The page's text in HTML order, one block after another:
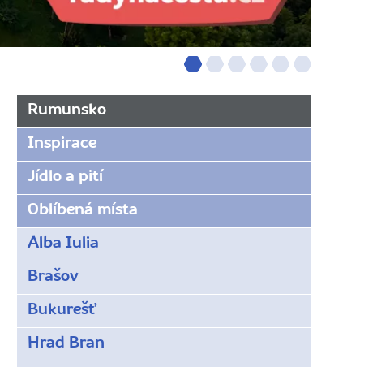
Rumunsko
Inspirace
Jídlo a pití
Oblíbená místa
Alba Iulia
Brašov
Bukurešť
Hrad Bran